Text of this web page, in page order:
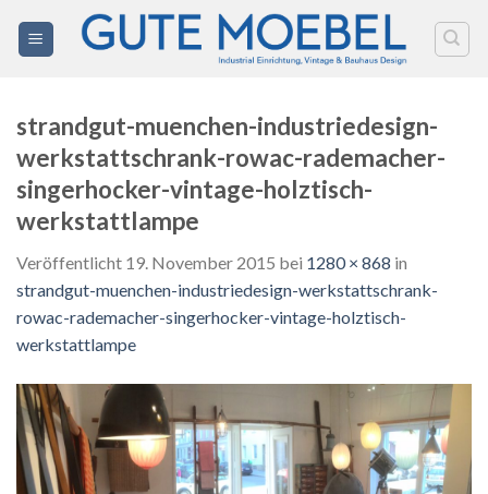
Inhalt
strandgut-muenchen-industriedesign-
werkstattschrank-rowac-rademacher-
singerhocker-vintage-holztisch-
werkstattlampe
Veröffentlicht 19. November 2015 bei 1280 × 868 in
strandgut-muenchen-industriedesign-werkstattschrank-
rowac-rademacher-singerhocker-vintage-holztisch-
werkstattlampe